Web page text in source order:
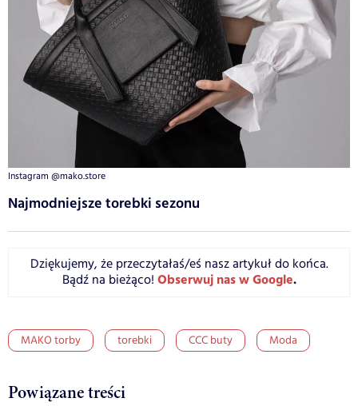
Instagram @mako.store
Najmodniejsze torebki sezonu
Dziękujemy, że przeczytałaś/eś nasz artykuł do końca.
Bądź na bieżąco! Obserwuj nas w Google.
MAKO torby torebki CCC buty Moda
Powiązane treści